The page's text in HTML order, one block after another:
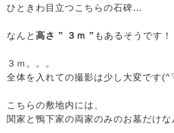
ひときわ目立つこちらの石碑…
なんと高さ ” ３ｍ ” もあるそうです！
３ｍ。。。
全体を入れての撮影は少し大変です
こちらの敷地内には、
関家と鴨下家の両家のみのお墓だけな